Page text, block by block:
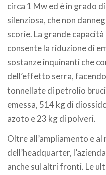
circa 1 Mw ed è in grado
silenziosa, che non
scorie. La grande
consente la riduzione di
sostanze inquinanti che
dell’effetto serra,
tonnellate di petrolio
emessa, 514 kg di
azoto e 23 kg di polveri.
Oltre all’ampliamento e
dell’headquarter,
anche sul altri fronti. Le